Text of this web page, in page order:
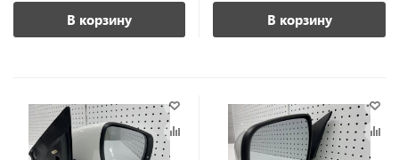
В корзину В корзину